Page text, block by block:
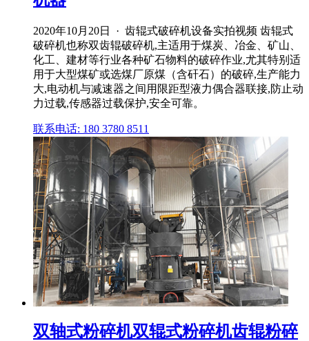
2020年10月20日 · 齿辊式破碎机设备实拍视频 齿辊式
破碎机也称双齿辊破碎机,主适用于煤炭、冶金、矿山、
化工、建材等行业各种矿石物料的破碎作业,尤其特别适
用于大型煤矿或选煤厂原煤（含矸石）的破碎,生产能力
大,电动机与减速器之间用限距型液力偶合器联接,防止动
力过载,传感器过载保护,安全可靠。
联系电话: 180 3780 8511
双轴式粉碎机双辊式粉碎机齿辊粉碎